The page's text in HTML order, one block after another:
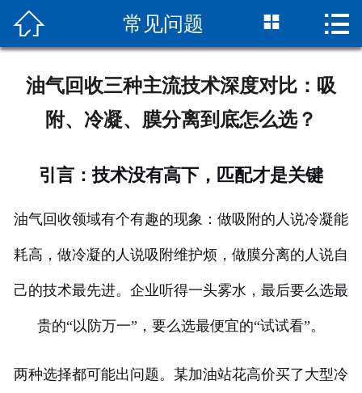
网站首页
企业资质
售后服务
 常见问题  
油气回收三种主流技术深度对比：吸
附、冷凝、膜分离到底怎么选？
引言：技术没有高下，匹配才是关键
油气回收领域有个有趣的现象：做吸附的人说冷凝能
耗高，做冷凝的人说吸附维护烦，做膜分离的人说自
己的技术最先进。企业听得一头雾水，最后要么选最
贵的“以防万一”，要么选最便宜的“试试看”。
两种选择都可能出问题。某加油站花高价买了大型冷